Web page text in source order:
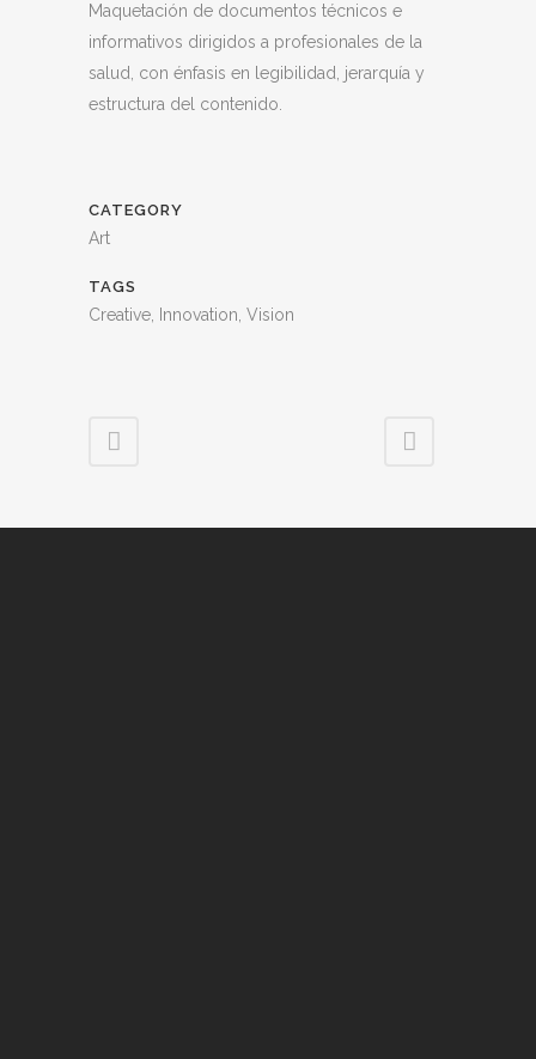
Maquetación de documentos técnicos e
informativos dirigidos a profesionales de la
salud, con énfasis en legibilidad, jerarquía y
estructura del contenido.
CATEGORY
Art
TAGS
Creative, Innovation, Vision